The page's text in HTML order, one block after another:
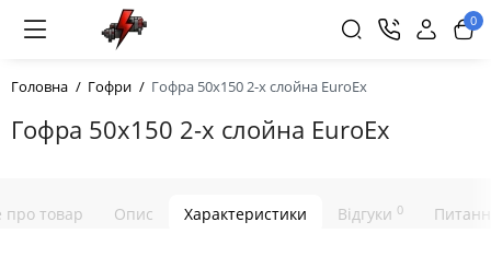
0
Головна Гофри Гофра 50х150 2-х слойна EuroEx
Гофра 50х150 2-х слойна EuroEx
про товар Опис Характеристики Відгуки 0